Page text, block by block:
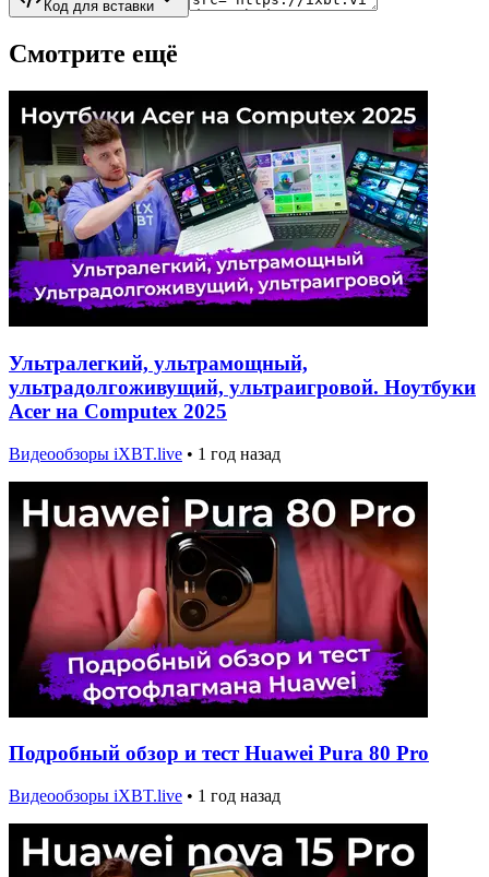
Код для вставки
Смотрите ещё
Ультралегкий, ультрамощный,
ультрадолгоживущий, ультраигровой. Ноутбуки
Acer на Computex 2025
Видеообзоры iXBT.live • 1 год назад
Подробный обзор и тест Huawei Pura 80 Pro
Видеообзоры iXBT.live • 1 год назад